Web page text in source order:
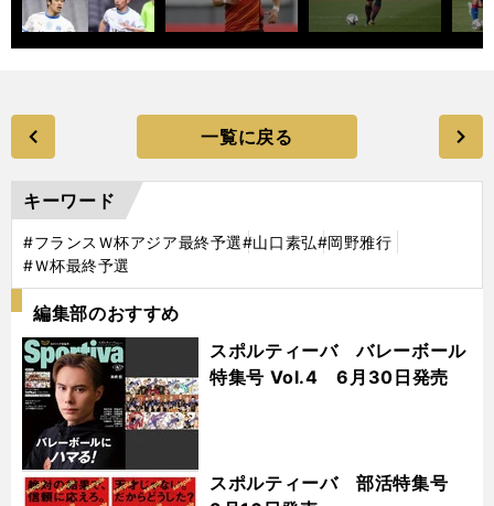
一覧に戻る
キーワード
#フランスＷ杯アジア最終予選#山口素弘#岡野雅行
#Ｗ杯最終予選
編集部のおすすめ
スポルティーバ バレーボール
特集号 Vol.4 6月30日発売
スポルティーバ 部活特集号